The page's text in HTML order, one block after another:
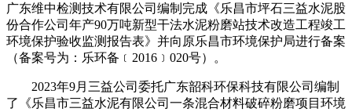
广东维中检测技术有限公司编制完成《乐昌市坪石三益水泥股
份合作公司年产90万吨新型干法水泥粉磨站技术改造工程竣工
环境保护验收监测报告表》并向原乐昌市环境保护局进行备案
（备案号为：乐环备﹝2016﹞020号）。
2023年9月三益公司委托广东韶科环保科技有限公司编制
了《乐昌市三益水泥有限公司一条混合材料破碎粉磨项目环境